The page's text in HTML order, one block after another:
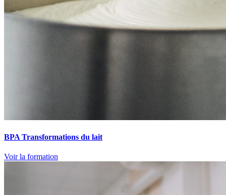
BPA Transformations du lait
Voir la formation